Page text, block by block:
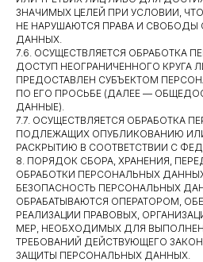
ЗНАЧИМЫХ ЦЕЛЕЙ ПРИ УСЛОВИИ,
НЕ НАРУШАЮТСЯ ПРАВА И СВОБОДЫ
ДАННЫХ.
7.6. ОСУЩЕСТВЛЯЕТСЯ ОБРАБОТКА
ДОСТУП НЕОГРАНИЧЕННОГО КРУГА
ПРЕДОСТАВЛЕН СУБЪЕКТОМ
ПО ЕГО ПРОСЬБЕ (ДАЛЕЕ —
ДАННЫЕ).
7.7. ОСУЩЕСТВЛЯЕТСЯ ОБРАБОТКА
ПОДЛЕЖАЩИХ ОПУБЛИКОВАНИЮ
РАСКРЫТИЮ В СООТВЕТСТВИИ С
8. ПОРЯДОК СБОРА, ХРАНЕНИЯ,
ОБРАБОТКИ ПЕРСОНАЛЬНЫХ
БЕЗОПАСНОСТЬ ПЕРСОНАЛЬНЫХ
ОБРАБАТЫВАЮТСЯ ОПЕРАТОРОМ,
РЕАЛИЗАЦИИ ПРАВОВЫХ,
МЕР, НЕОБХОДИМЫХ ДЛЯ
ТРЕБОВАНИЙ ДЕЙСТВУЮЩЕГО
ЗАЩИТЫ ПЕРСОНАЛЬНЫХ ДАННЫХ.